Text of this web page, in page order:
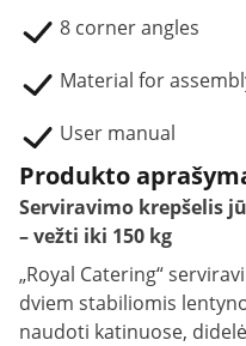
8 corner angles
Material for
User manual
Produkto
Serviravimo krepšelis
– vežti iki 150 kg
„Royal Catering“
dviem stabiliomis
naudoti katinuose,